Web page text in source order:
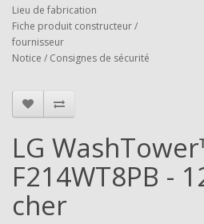
Lieu de fabrication
Fiche produit constructeur /
fournisseur
Notice / Consignes de sécurité
LG
F214WT8PB -
cher